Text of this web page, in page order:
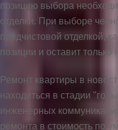
позицию выбора
отделки. При выборе
предчистовой отделкой,
позиции и оставит
Ремонт квартиры в
находиться в стадии
инженерных
ремонта в стоимость по